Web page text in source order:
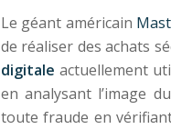
Le géant américain
de réaliser des achats
digitale actuellement
en analysant l’image
toute fraude en